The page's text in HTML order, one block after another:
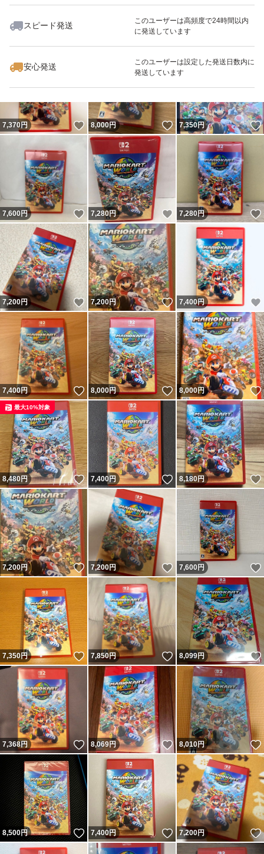
スピード発送
このユーザーは高頻度で24時間以内
に発送しています
安心発送
このユーザーは設定した発送日数内に
発送しています
いいね！
7,300
7,370円 いいね！
8,000円 いいね！
7,350円
7,600円 いいね！
7,280円 いいね！
7,280円
7,200円 いいね！
7,200円 いいね！
7,400円
7,400円 いいね！
8,000円 いいね！
8,000円
8,480円 いいね！
最大10%対象
7,400円 いいね！
8,180円
7,200円 いいね！
7,200円 いいね！
7,600円
7,350円 いいね！
7,850円 いいね！
8,099円
7,368円 いいね！
8,069円 いいね！
8,010円
8,500円 いいね！
7,400円 いいね！
7,200円